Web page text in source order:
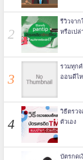
รีวิวจาก
หรือเปล่
รวมทุก
ออนดีไ
วิธีตรวจ
ตัวเอง
บัตรกดเ